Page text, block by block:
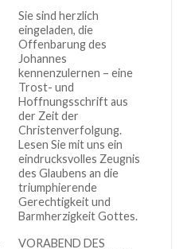
Sie sind herzlich
eingeladen, die
Offenbarung des
Johannes
kennenzulernen – eine
Trost- und
Hoffnungsschrift aus
der Zeit der
Christenverfolgung.
Lesen Sie mit uns ein
eindrucksvolles Zeugnis
des Glaubens an die
triumphierende
Gerechtigkeit und
Barmherzigkeit Gottes.
VORABEND DES